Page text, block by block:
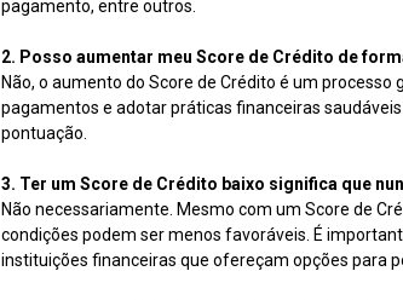
pagamento, entre outros.
2. Posso aumentar meu Score de Crédito de
Não, o aumento do Score de Crédito é um
pagamentos e adotar práticas financeiras
pontuação.
3. Ter um Score de Crédito baixo significa que
Não necessariamente. Mesmo com um Score de
condições podem ser menos favoráveis. É
instituições financeiras que ofereçam opções para